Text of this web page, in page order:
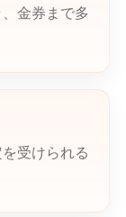
金券まで多
受けられる